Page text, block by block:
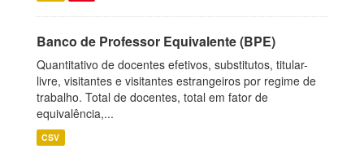
Banco de Professor Equivalente (BPE)
Quantitativo de docentes efetivos, substitutos, titular-
livre, visitantes e visitantes estrangeiros por regime de
trabalho. Total de docentes, total em fator de
equivalência,...
CSV